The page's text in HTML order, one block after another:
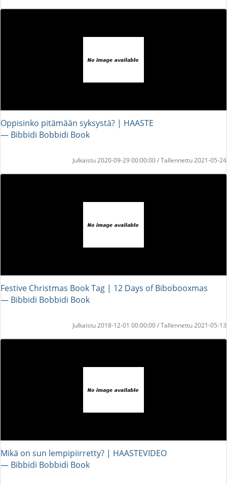
Oppisinko pitämään syksystä? | HAASTE
― Bibbidi Bobbidi Book
Julkaistu 2020-09-29 00:00:00 / Tallennettu 2021-05-24
Festive Christmas Book Tag | 12 Days of Bibobooxmas
― Bibbidi Bobbidi Book
Julkaistu 2018-12-01 00:00:00 / Tallennettu 2021-05-13
Mikä on sun lempipiirretty? | HAASTEVIDEO
― Bibbidi Bobbidi Book